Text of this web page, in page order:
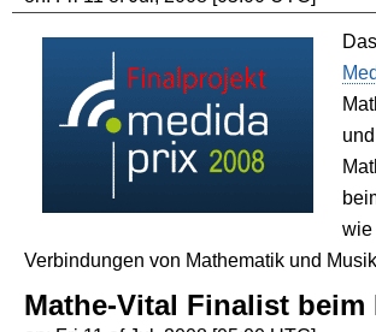
wie
Verbindungen von Mathematik und
Mathe-Vital Finalist beim